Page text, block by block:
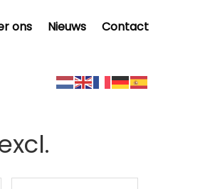
ons Nieuws Contact